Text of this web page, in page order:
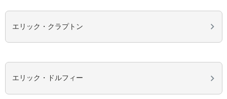
エリック・クラプトン
エリック・ドルフィー